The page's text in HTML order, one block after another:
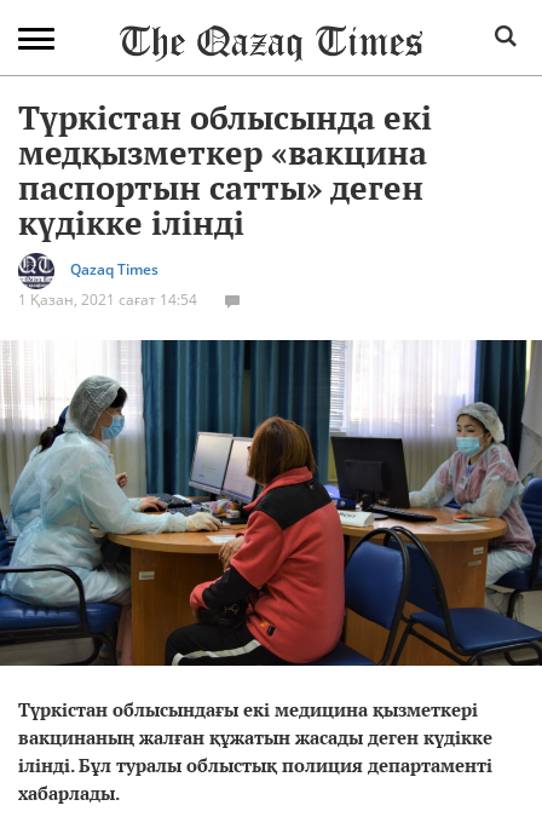
Түркістан облысында екі
медқызметкер «вакцина
паспортын сатты» деген
күдікке ілінді
Qazaq Times
1 Қазан, 2021 сағат 14:54
Түркістан облысындағы екі медицина қызметкері
вакцинаның жалған құжатын жасады деген күдікке
ілінді. Бұл туралы облыстық полиция департаменті
хабарлады.